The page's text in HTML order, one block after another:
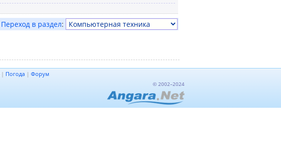
Переход в раздел:
| Погода | Форум
© 2002–2024